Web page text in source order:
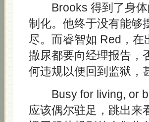
Brooks 得到了身体
制化。他终于没有能够
尽。而睿智如 Red，
撒尿都要向经理报告，
何违规以便回到监狱，
Busy for living, or
应该偶尔驻足，跳出来